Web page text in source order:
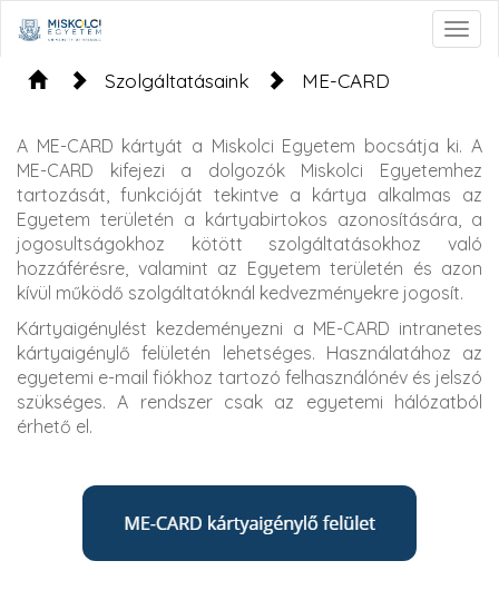
Szolgáltatásaink ME-CARD
A ME-CARD kártyát a Miskolci Egyetem bocsátja ki. A
ME-CARD kifejezi a dolgozók Miskolci Egyetemhez
tartozását, funkcióját tekintve a kártya alkalmas az
Egyetem területén a kártyabirtokos azonosítására, a
jogosultságokhoz kötött szolgáltatásokhoz való
hozzáférésre, valamint az Egyetem területén és azon
kívül működő szolgáltatóknál kedvezményekre jogosít.
Kártyaigénylést kezdeményezni a ME-CARD intranetes
kártyaigénylő felületén lehetséges. Használatához az
egyetemi e-mail fiókhoz tartozó felhasználónév és jelszó
szükséges. A rendszer csak az egyetemi hálózatból
érhető el.